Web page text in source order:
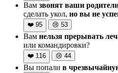
Вам звонят ваши
сделать укол, но вы не
❤️ 95 😢 53
Вам нельзя прерывать
или командировки?
❤️ 116 😢 44
Вы попали в